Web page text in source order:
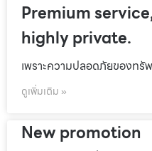
Premium
highly private.
เพราะความปลอดภัยของท
ดูเพิ่มเติม »
New promotion